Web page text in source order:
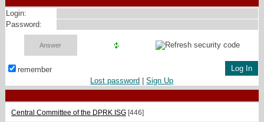
Login:
Password:
remember
Lost password |Sign Up
Central Committee of the DPRK ISG [446]